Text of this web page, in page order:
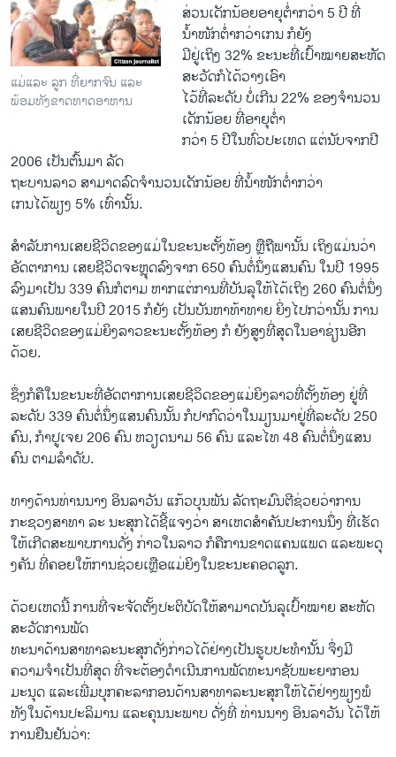
ແມ່ແລະ ລູກ ທີ່ຍາກຈົນ ແລະ
ພ້ອມທັງຂາດທາດອາຫານ
ສ່ວນ​ເດັກນ້ອຍ​ອາຍຸຕໍ່າ​ກວ່າ 5 ປີ ທີ່​
ນໍ້າໜັກ​ຕໍ່າ​ກວ່າ​ເກນ ກໍ​ຍັງ​
ມີ​ຢູ່​ເຖິງ 32% ຂະນະ​ທີ່​ເປົ້າໝາຍ​ສະຫັດ​
ສະ​ວັດ​ກໍ​ໄດ້​ວາງ​ເອົາ​
ໄວ້​ທີ່​ລະດັບ​ ບໍ່​ເກີນ 22% ຂອງ​ຈໍານວນ​
ເດັກນ້ອຍ ທີ່​ອາຍຸ​ຕໍ່າ​
ກວ່າ 5 ປີ​ໃນ​ທົ່ວ​ປະ​ເທດ ​ແຕ່​ນັບ​ຈາກ​ປີ
2006 ​ເປັນ​ຕົ້ນ​ມາ ລັດ
ຖະບານ​ລາວ​ ສາມາດ​ລົດ​ຈໍານວນ​ເດັກ​ນ້ອຍ​ ທີ່​ນໍ້າ​ໜັກຕໍ່າ​ກວ່າ​
ເກນ​ໄດ້​ພຽງ 5% ​ເທົ່າ​ນັ້ນ.
ສໍາລັບການ​ເສຍ​ຊີວິດຂອງ​ແມ່​ໃນ​ຂະນະ​ຕັ້ງ​ທ້ອງ ຫຼື​ຖືພາ​ນັ້ນ ​ເຖິງ​ແມ່ນ​ວ່າ​
ອັດຕາ​ການ ​ເສຍ​ຊີວິດ​ຈະ​ຫຼຸດ​ລົງ​ຈາກ 650 ຄົນຕໍ່​ນຶ່ງ​ແສນ​ຄົນ ​ໃນ​ປີ 1995
ລົງ​ມາ​ເປັນ 339 ຄົນ​ກໍ​ຕາມ ຫາກ​ແຕ່ການ​ທີ່​ບັນລຸ​ໃຫ້​ໄດ້​ເຖິງ 260 ຄົນ​ຕໍ່​ນຶ່ງ​
ແສນ​ຄົນ​ພາຍ​ໃນ​ປີ 2015 ກໍ​ຍັງ ​ເປັນ​ບັນຫາ​ທ້າ​ທາຍ ຍິ່ງ​ໄປ​ກວ່າ​ນັ້ນ ການ​
ເສຍ​ຊີວິດ​ຂອງ​ແມ່ຍິງ​ລາ​ວຂະນະ​ຕັ້ງ​ທ້ອງ ກໍ ຍັງ​ສູງ​ທີ່​ສຸດ​ໃນ​ອາ​ຊ່ຽນ​ອີກ​
ດ້ວຍ.
ຊຶ່ງ​ກໍ​ຄື​ໃນ​ຂະນະ​ທີ່​ອັດຕາ​ການ​ເສຍ​ຊີວິດ​ຂອງ​ແມ່ຍິງ​ລາວ​ທີ່​ຕັ້ງ​ທ້ອງ ຢູ່​ທີ່​
ລະດັບ 339 ຄົນ​ຕໍ່​ນຶ່ງ​ແສນ​ຄົນ​ນັ້ນ ກໍ​ປາກົດ​ວ່າ​ໃນ​ມຽນມາ​ຢູ່​ທີ່​ລະດັບ 250
ຄົນ, ກໍາປູ​ເຈຍ 206 ຄົນ ຫວຽດນາມ 56 ຄົນ ​ແລະ​ໄທ 48 ຄົນ​ຕໍ່​ນຶ່ງແສນ​
ຄົນ ຕາມ​ລໍາດັບ.
ທາງ​ດ້ານ​ທ່ານ​ນາງ ອິນ​ລາ​ວັນ ແກ້ວ​ບຸນ​ພັນ ລັດຖະມົນຕີ​ຊ່ວຍ​ວ່າການ​
ກະຊວງ​ສາທາ ລະ ນະ​ສຸກ​ໄດ້​ຊີ້​ແຈງ​ວ່າ ສາ​ເຫດ​ສໍາຄັນ​ປະການ​ນຶ່ງ ທີ່​ເຮັດ​
ໃຫ້​ເກີດ​ສະພາບ​ການ​ດັ່ງ ກ່າວ​ໃນ​ລາວ ກໍ​ຄື​ການ​ຂາດ​ແຄນ​ແພດ ​ແລະ​ພະ​ດຸ​
ງຄັນ ທີ່​ຄອຍ​ໃຫ້ການ​ຊ່ວຍ​ເຫຼືອ​ແມ່​ຍິງ​ໃນ​ຂະນະ​ຄອດ​ລູກ.
ດ້ວຍ​ເຫດ​ນີ້ ກາ​ນທີ່​ຈະ​ຈັດ​ຕັ້ງ​ປະຕິ​ບັດ​ໃຫ້​ສາມາດ​ບັນລຸ​ເປົ້າໝາຍ ສະຫັດ​
ສະ​ວັດ​ການ​ພັດ
ທະນາ​ດ້ານ​ສາທາລະນະ​ສຸກ​ດັ່ງກ່າວ​ໄດ້​ຢ່າງ​ເປັນ​ຮູບ​ປະ​ທໍາ​ນັ້ນ ຈຶ່ງມີ​
ຄວາມ​ຈໍາ​ເປັນ​ທີ່ສຸດ ທີ່ຈະ​ຕ້ອງ​ດໍາ​ເນີນ​ການ​ພັດທະນາ​ຊັບພະຍາກອນ​
ມະນຸດ ​ແລະ​ເພີ່ມ​ບຸກຄະລາ​ກອນ​ດ້ານ​ສາທາລະນະ​ສຸກ​ໃຫ້​ໄດ້​ຢ່າງ​ພຽງພໍ​
ທັງ​ໃນ​ດ້ານ​ປະລິມານ ​ແລະ​ຄຸນ​ນະພາ​ບ ດັ່ງ​ທີ່ ທ່ານ​ນາງ ອິນ​ລາ​ວັນ ​ໄດ້​ໃຫ້​
ການ​ຢືນຢັນ​ວ່າ: